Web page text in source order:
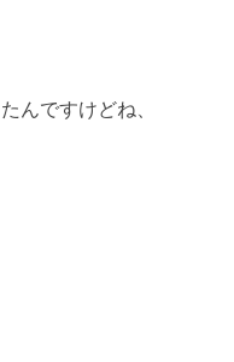
んですけどね、